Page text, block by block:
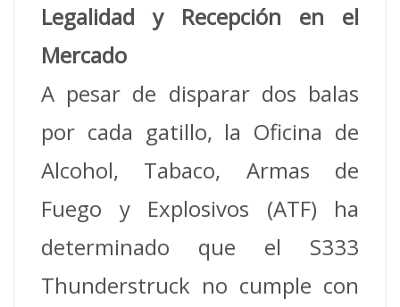
Legalidad y Recepción en el
Mercado
A pesar de disparar dos balas
por cada gatillo, la Oficina de
Alcohol, Tabaco, Armas de
Fuego y Explosivos (ATF) ha
determinado que el S333
Thunderstruck no cumple con